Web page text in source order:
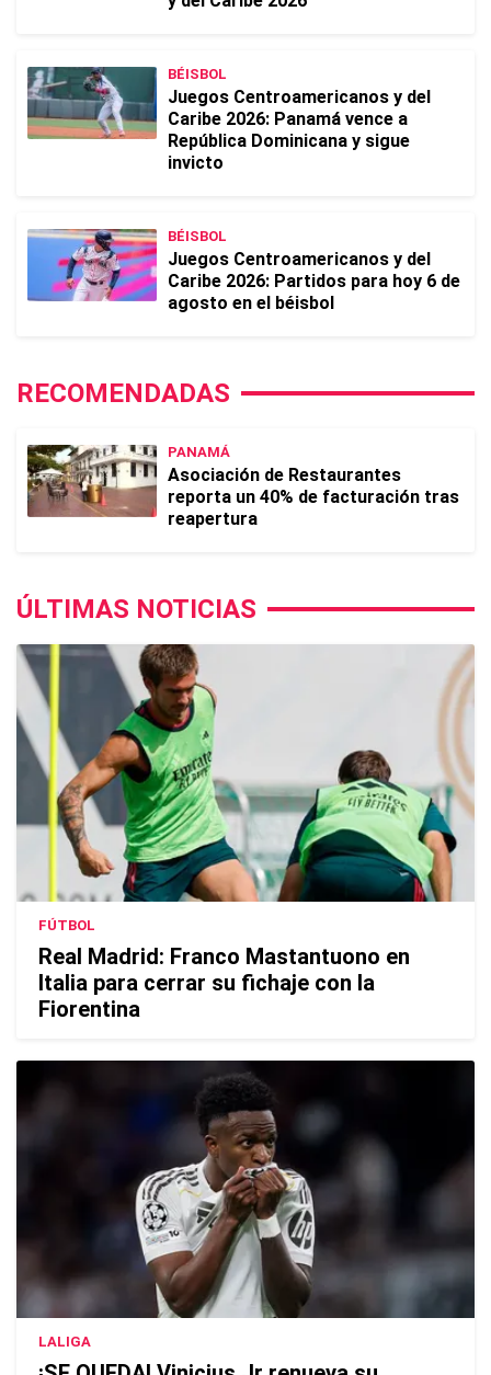
BÉISBOL
Juegos Centroamericanos y del
Caribe 2026: Panamá vence a
República Dominicana y sigue
invicto
BÉISBOL
Juegos Centroamericanos y del
Caribe 2026: Partidos para hoy 6 de
agosto en el béisbol
RECOMENDADAS
PANAMÁ
Asociación de Restaurantes
reporta un 40% de facturación tras
reapertura
ÚLTIMAS NOTICIAS
FÚTBOL
Real Madrid: Franco Mastantuono en
Italia para cerrar su fichaje con la
Fiorentina
LALIGA